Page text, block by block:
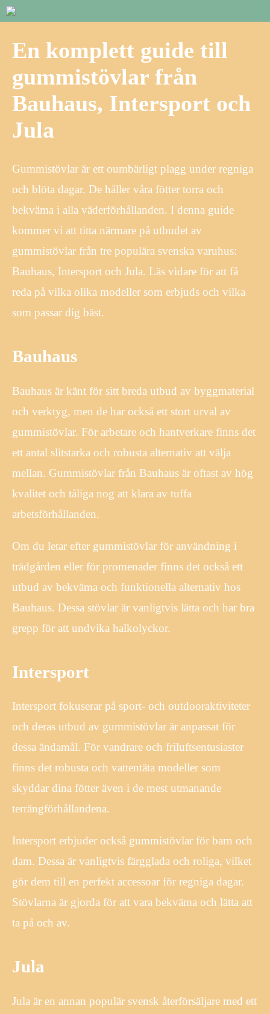
En komplett guide till
gummistövlar från
Bauhaus, Intersport och
Jula
Gummistövlar är ett oumbärligt plagg under regniga
och blöta dagar. De håller våra fötter torra och
bekväma i alla väderförhållanden. I denna guide
kommer vi att titta närmare på utbudet av
gummistövlar från tre populära svenska varuhus:
Bauhaus, Intersport och Jula. Läs vidare för att få
reda på vilka olika modeller som erbjuds och vilka
som passar dig bäst.
Bauhaus
Bauhaus är känt för sitt breda utbud av byggmaterial
och verktyg, men de har också ett stort urval av
gummistövlar. För arbetare och hantverkare finns det
ett antal slitstarka och robusta alternativ att välja
mellan. Gummistövlar från Bauhaus är oftast av hög
kvalitet och tåliga nog att klara av tuffa
arbetsförhållanden.
Om du letar efter gummistövlar för användning i
trädgården eller för promenader finns det också ett
utbud av bekväma och funktionella alternativ hos
Bauhaus. Dessa stövlar är vanligtvis lätta och har bra
grepp för att undvika halkolyckor.
Intersport
Intersport fokuserar på sport- och outdooraktiviteter
och deras utbud av gummistövlar är anpassat för
dessa ändamål. För vandrare och friluftsentusiaster
finns det robusta och vattentäta modeller som
skyddar dina fötter även i de mest utmanande
terrängförhållandena.
Intersport erbjuder också gummistövlar för barn och
dam. Dessa är vanligtvis färgglada och roliga, vilket
gör dem till en perfekt accessoar för regniga dagar.
Stövlarna är gjorda för att vara bekväma och lätta att
ta på och av.
Jula
Jula är en annan populär svensk återförsäljare med ett